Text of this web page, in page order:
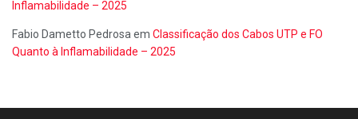
Inflamabilidade – 2025
Fabio Dametto Pedrosa em Classificação dos Cabos UTP e FO
Quanto à Inflamabilidade – 2025